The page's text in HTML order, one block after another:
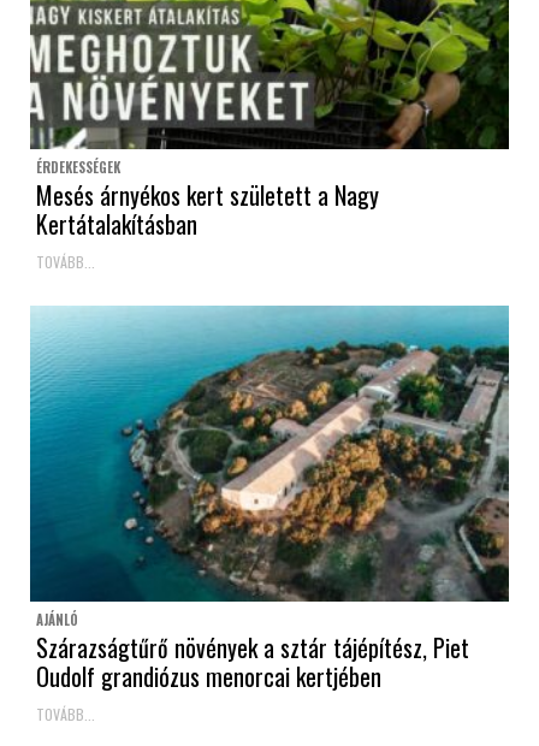
ÉRDEKESSÉGEK
Mesés árnyékos kert született a Nagy
Kertátalakításban
TOVÁBB...
AJÁNLÓ
Szárazságtűrő növények a sztár tájépítész, Piet
Oudolf grandiózus menorcai kertjében
TOVÁBB...